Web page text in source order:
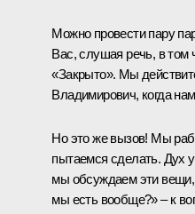
Можно провести пару
Вас, слушая речь, в том
«Закрыто». Мы
Владимирович, когда
Но это же вызов! Мы
пытаемся сделать. Дух
мы обсуждаем эти вещи,
мы есть вообще?» – к